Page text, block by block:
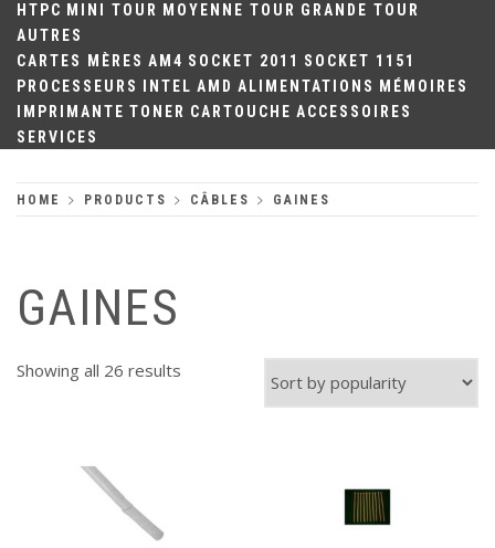
HTPC MINI TOUR MOYENNE TOUR GRANDE TOUR
AUTRES
CARTES MÈRES AM4 SOCKET 2011
SOCKET 1151
PROCESSEURS
INTEL AMD ALIMENTATIONS
MÉMOIRES
IMPRIMANTE TONER CARTOUCHE ACCESSOIRES
SERVICES
HOME PRODUCTS CÂBLES GAINES
GAINES
Showing all 26 results